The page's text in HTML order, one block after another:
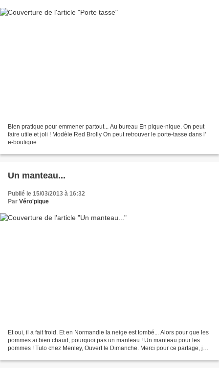
Bien pratique pour emmener partout... Au bureau En pique-nique. On peut
faire utile et joli ! Modèle Red Brolly On peut retrouver le porte-tasse dans l'
e-boutique.
Un manteau...
Publié le 15/03/2013 à 16:32
Par Véro'pique
Et oui, il a fait froid. Et en Normandie la neige est tombé... Alors pour que les
pommes ai bien chaud, pourquoi pas un manteau ! Un manteau pour les
pommes ! Tuto chez Menley, Ouvert le Dimanche. Merci pour ce partage, je